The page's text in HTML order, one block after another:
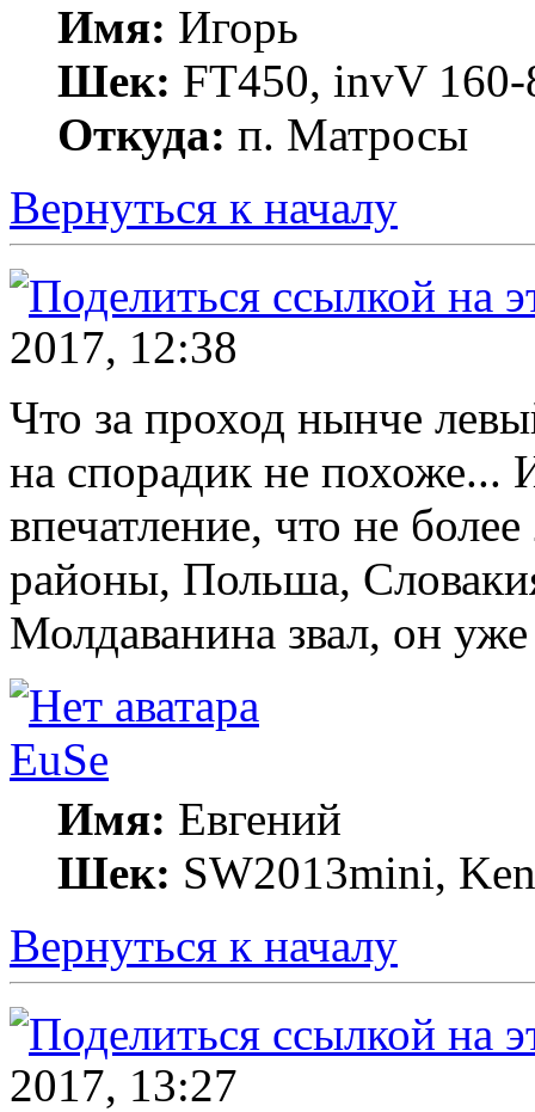
Имя: Игорь
Шек: FT450, invV
Откуда: п. Матросы
Вернуться к началу
2017, 12:38
Что за проход нынче
на спорадик не похоже...
впечатление, что не
районы, Польша,
Молдаванина звал, он
EuSe
Имя: Евгений
Шек: SW2013mini,
Вернуться к началу
2017, 13:27